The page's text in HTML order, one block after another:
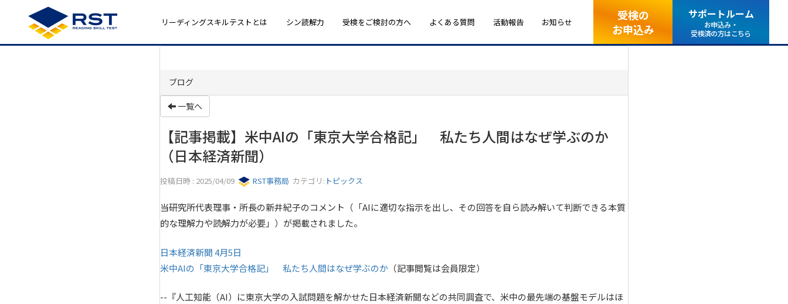
リーディングスキルテストとは シン読解力 受検をご検討の方へ よくある質問 活動報告 お知らせ
受検の
お申込み
サポートルーム
お申込み・
受検済の方はこちら
ブログ
一覧へ
【記事掲載】米中AIの「東京大学合格記」 私たち人間はなぜ学ぶのか
（日本経済新聞）
投稿日時 : 2025/04/09 RST事務局 カテゴリ: トピックス
当研究所代表理事・所長の新井紀子のコメント（「AIに適切な指示を出し、その回答を自ら読み解いて判断できる本質
的な理解力や読解力が必要」）が掲載されました。
日本経済新聞 4月5日
米中AIの「東京大学合格記」 私たち人間はなぜ学ぶのか （記事閲覧は会員限定）
--『人工知能（AI）に東京大学の入試問題を解かせた日本経済新聞などの共同調査で、米中の最先端の基盤モデルはほ